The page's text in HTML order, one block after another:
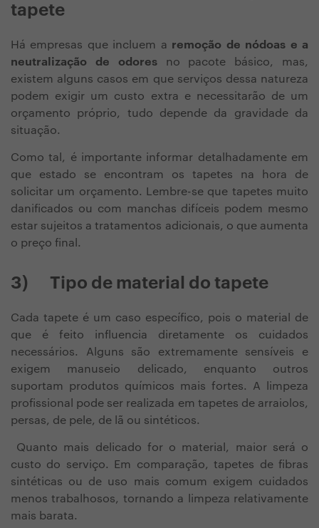
tapete
Há empresas que incluem a remoção de nódoas e a
neutralização de odoresno pacote básico, mas,
existem alguns casos em que serviços dessa natureza
podem exigir um custo extra e necessitarão de um
orçamento próprio, tudo depende da gravidade da
situação.
Como tal, é importante informar detalhadamente em
que estado se encontram os tapetes na hora de
solicitar um orçamento. Lembre-se que tapetes muito
danificados ou com manchas difíceis podem mesmo
estar sujeitos a tratamentos adicionais, o que aumenta
o preço final.
3) Tipo de material do tapete
Cada tapete é um caso específico, pois o material de
que é feito influencia diretamente os cuidados
necessários. Alguns são extremamente sensíveis e
exigem manuseio delicado, enquanto outros
suportam produtos químicos mais fortes. A limpeza
profissional pode ser realizada em tapetes de arraiolos,
persas, de pele, de lã ou sintéticos.
Quanto mais delicado for o material, maior será o
custo do serviço. Em comparação, tapetes de fibras
sintéticas ou de uso mais comum exigem cuidados
menos trabalhosos, tornando a limpeza relativamente
mais barata.